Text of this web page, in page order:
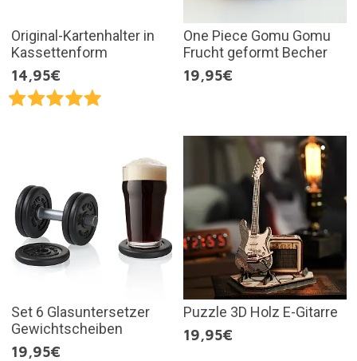
Original-Kartenhalter in
Kassettenform
14,95€
One Piece Gomu Gomu
Frucht geformt Becher
19,95€
Set 6 Glasuntersetzer
Gewichtscheiben
19,95€
Puzzle 3D Holz E-Gitarre
19,95€